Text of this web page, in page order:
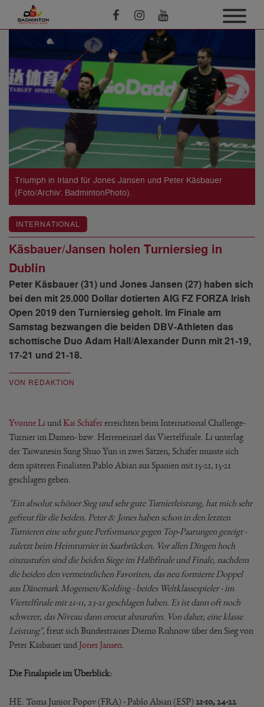
Triumph in Irland für Jones Jansen und Peter Käsbauer
(Foto/Archiv: BadmintonPhoto).
INTERNATIONAL
Käsbauer/Jansen holen Turniersieg in
Dublin
Peter Käsbauer (31) und Jones Jansen (27) haben sich
bei den mit 25.000 Dollar dotierten AIG FZ FORZA Irish
Open 2019 den Turniersieg geholt. Im Finale am
Samstag bezwangen die beiden DBV-Athleten das
schottische Duo Adam Hall/Alexander Dunn mit 21-19,
17-21 und 21-18.
VON REDAKTION
Yvonne Li undKai Schäfererreichten beim International Challenge-
Turnier im Damen- bzw. Herreneinzel das Viertelfinale. Li unterlag
der Taiwanesin Sung Shuo Yun in zwei Sätzen, Schäfer musste sich
dem späteren Finalisten Pablo Abian aus Spanien mit 15-21, 15-21
geschlagen geben.
"Ein absolut schöner Sieg und sehr gute Turnierleistung, hat mich sehr
gefreut für die beiden. Peter & Jones haben schon in den letzten
Turnieren eine sehr gute Performance gegen Top-Paarungen gezeigt -
zuletzt beim Heimturnier in Saarbrücken. Vor allen Dingen hoch
einzustufen sind die beiden Siege im Halbfinale und Finale, nachdem
die beiden den vermeintlichen Favoriten, das neu formierte Doppel
aus Dänemark Mogensen/Kolding - beides Weltklassespieler - im
Viertelfinale mit 21-11, 23-21 geschlagen haben. Es ist dann oft noch
schwerer, das Niveau dann erneut abzurufen. Von daher, eine klasse
Leistung", freut sich Bundestrainer Diemo Ruhnow über den Sieg von
Peter Käsbauer und Jones Jansen
Die Finalspiele im Überblick:
HE: Toma Junior Popov (FRA) - Pablo Abian (ESP) 21-10, 24-22